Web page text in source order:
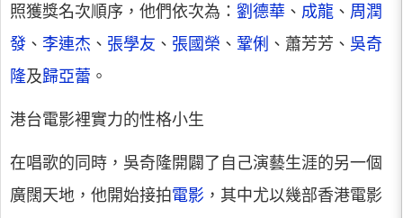
照獲獎名次順序，他們依次為： 劉德華 、 成龍 、 周潤
發 、 李連杰 、 張學友 、 張國榮 、 鞏俐 、蕭芳芳、 吳奇
隆及歸亞蕾 。
港台電影裡實力的性格小生
在唱歌的同時，吳奇隆開闢了自己演藝生涯的另一個
廣闊天地，他開始接拍電影 ，其中尤以幾部香港電影